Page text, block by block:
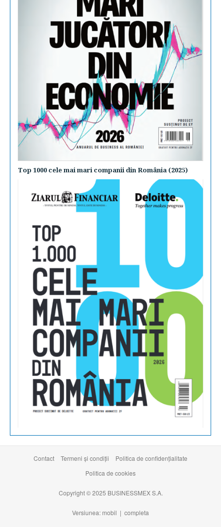
Top 1000 cele mai mari companii din România (2025)
Contact Termeni şi condiţii
Politica de confidențialitate
Politica de cookies
Copyright © 2025 BUSINESSMEX S.A.
Versiunea: mobil | completa